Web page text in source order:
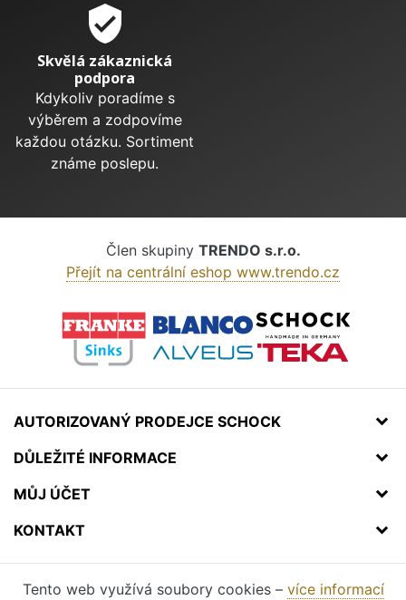
verified_user
Skvělá zákaznická
podpora
Kdykoliv poradíme s
výběrem a zodpovíme
každou otázku. Sortiment
známe poslepu.
Člen skupiny TRENDO s.r.o.
Přejít na centrální eshop www.trendo.cz
AUTORIZOVANÝ PRODEJCE SCHOCK
DŮLEŽITÉ INFORMACE
MŮJ ÚČET
KONTAKT
Tento web využívá soubory cookies – více informací